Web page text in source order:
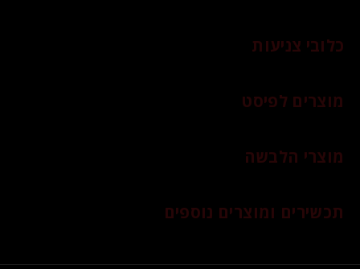
כלובי צניעות
מוצרים לפיסט
מוצרי הלבשה
תכשירים ומוצרים נוספים